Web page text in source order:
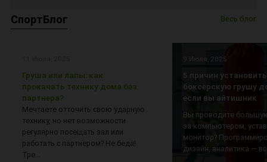
СпортБлог Весь блог
Груша или лапы: как
прокачать технику дома без
партнера?
Мечтаете отточить свою ударную
технику, но нет возможности
регулярно посещать зал или
работать с партнером? Не беда!
Тре...
9 Июля, 2025
5 причин установить
боксерскую грушу
если вы айтишник
Вы проводите
за компьютером,
монитор?
дизайн, аналитика —